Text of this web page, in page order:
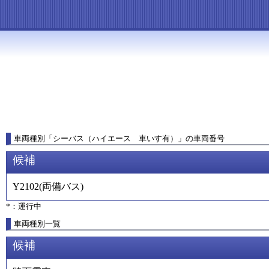
車両種別 「 シーバス（ハイエース 車いす有） 」 の車両番号
候補
Y2102(両備バス)
*：運行中
車両種別一覧
候補